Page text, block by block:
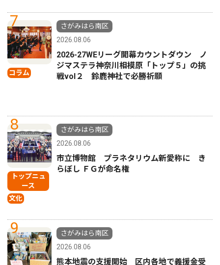
7
コラム
さがみはら南区
2026.08.06
2026-27WEリーグ開幕カウントダウン ノ
ジマステラ神奈川相模原「トップ５」の挑
戦vol２ 鈴鹿神社で必勝祈願
8
トップニュ
ース
文化
さがみはら南区
2026.08.06
市立博物館 プラネタリウム新愛称に き
らぼし ＦＧが命名権
9
さがみはら南区
2026.08.06
熊本地震の支援開始 区内各地で義援金受